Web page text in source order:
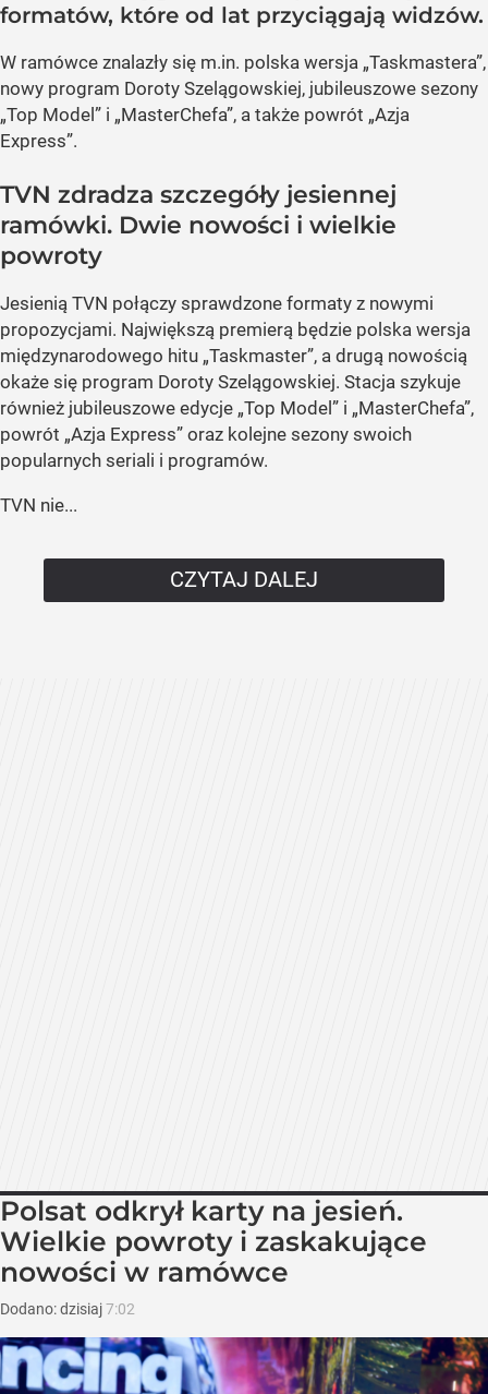
formatów, które od lat przyciągają widzów.
W ramówce znalazły się m.in. polska wersja „Taskmastera”,
nowy program Doroty Szelągowskiej, jubileuszowe sezony
„Top Model” i „MasterChefa”, a także powrót „Azja
Express”.
TVN zdradza szczegóły jesiennej
ramówki. Dwie nowości i wielkie
powroty
Jesienią TVN połączy sprawdzone formaty z nowymi
propozycjami. Największą premierą będzie polska wersja
międzynarodowego hitu „Taskmaster”, a drugą nowością
okaże się program Doroty Szelągowskiej. Stacja szykuje
również jubileuszowe edycje „Top Model” i „MasterChefa”,
powrót „Azja Express” oraz kolejne sezony swoich
popularnych seriali i programów.
TVN nie...
CZYTAJ DALEJ
Polsat odkrył karty na jesień.
Wielkie powroty i zaskakujące
nowości w ramówce
Dodano:dzisiaj7:02